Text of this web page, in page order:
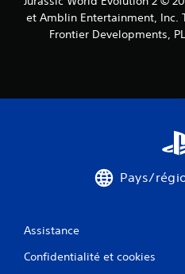
et Amblin Entertainment, Inc.
Frontier Developments,
Pays/
Assistance
Confidentialité et cookies